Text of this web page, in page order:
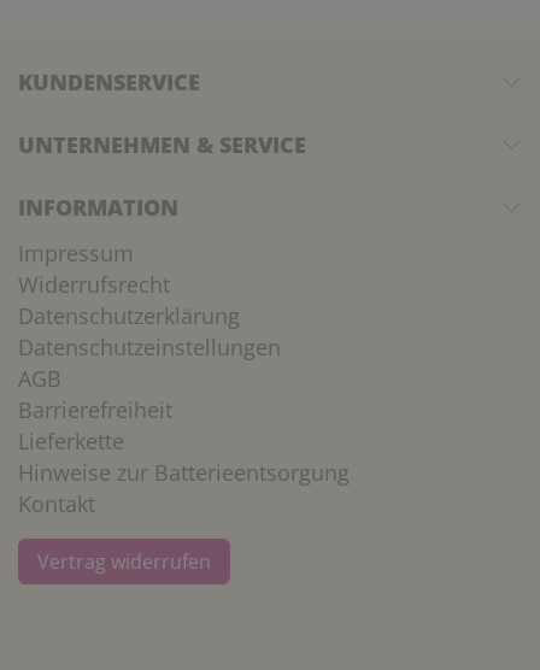
KUNDENSERVICE
UNTERNEHMEN & SERVICE
INFORMATION
Impressum
Widerrufsrecht
Datenschutzerklärung
Datenschutzeinstellungen
AGB
Barrierefreiheit
Lieferkette
Hinweise zur Batterieentsorgung
Kontakt
Vertrag widerrufen